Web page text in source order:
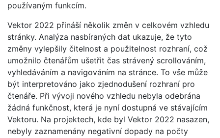
používaným funkcím.
Vektor 2022 přináší několik změn v celkovém vzhledu
stránky. Analýza nasbíraných dat ukazuje, že tyto
změny vylepšily čitelnost a použitelnost rozhraní, což
umožnilo čtenářům ušetřit čas strávený scrollováním,
vyhledáváním a navigováním na stránce. To vše může
být interpretováno jako zjednodušení rozhraní pro
čtenáře. Při vývoji nového vzhledu nebyla odebrána
žádná funkčnost, která je nyní dostupná ve stávajícím
Vektoru. Na projektech, kde byl Vektor 2022 nasazen,
nebyly zaznamenány negativní dopady na počty